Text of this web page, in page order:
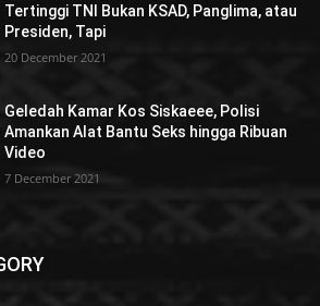
Tertinggi TNI Bukan KSAD, Panglima, atau
Presiden, Tapi
20 December 2021
Geledah Kamar Kos Siskaeee, Polisi
Amankan Alat Bantu Seks hingga Ribuan
Video
7 December 2021